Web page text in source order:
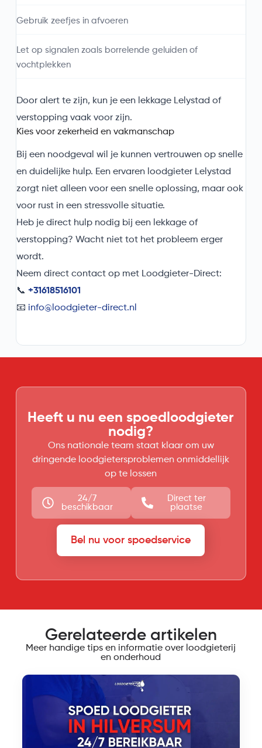
Gebruik zeefjes in afvoeren
Let op signalen zoals borrelende geluiden of
vochtplekken
Door alert te zijn, kun je een lekkage Lelystad of
verstopping vaak voor zijn.
Kies voor zekerheid en vakmanschap
Bij een noodgeval wil je kunnen vertrouwen op snelle
en duidelijke hulp. Een ervaren loodgieter Lelystad
zorgt niet alleen voor een snelle oplossing, maar ook
voor rust in een stressvolle situatie.
Heb je direct hulp nodig bij een lekkage of
verstopping? Wacht niet tot het probleem erger
wordt.
Neem direct contact op met Loodgieter-Direct:
📞 +31618516101
📧 info@loodgieter-direct.nl
Heeft u nu een spoedloodgieter
nodig?
Ons nationale team staat klaar om uw
dringende loodgietersproblemen onmiddellijk
op te lossen
24/7
beschikbaar
Direct ter
plaatse
Bel nu voor spoedservice
Gerelateerde artikelen
Meer handige tips en informatie over loodgieterij
en onderhoud